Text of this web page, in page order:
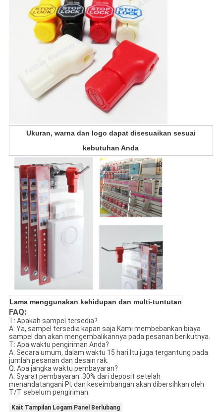
Ukuran, warna dan logo dapat disesuaikan sesuai
kebutuhan Anda
Lama menggunakan kehidupan dan multi-tuntutan
FAQ:
T: Apakah sampel tersedia?
A: Ya, sampel tersedia kapan saja.Kami membebankan biaya
sampel dan akan mengembalikannya pada pesanan berikutnya.
T: Apa waktu pengiriman Anda?
A: Secara umum, dalam waktu 15 hari.Itu juga tergantung pada
jumlah pesanan dan desain rak.
Q: Apa jangka waktu pembayaran?
A: Syarat pembayaran: 30% dari deposit setelah
menandatangani PI, dan keseimbangan akan dibersihkan oleh
T/T sebelum pengiriman.
Kait Tampilan Logam Panel Berlubang